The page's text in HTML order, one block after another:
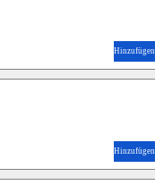
Hinzufügen
Hinzufügen